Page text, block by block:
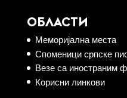
ОБЛАСТИ
Меморијална места
Споменици српске
Везе са иностраним
Корисни линкови